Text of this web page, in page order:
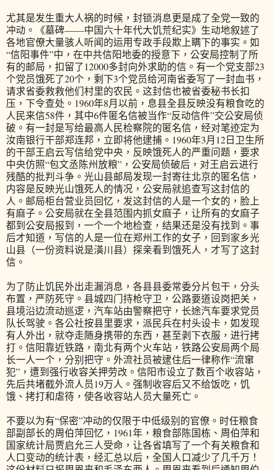
尤其是发生重大人祸的时候，封锁消息更是成了全党一致的
冲动。《墓碑——中国六十年代大饥荒纪实》生动地叙述了
各地官僚大量骇人听闻的运用专政手段欺上瞒下的事实。如
“信阳事件”中，在中共信阳地委的授意下，公安局控制了所
有的邮局，扣留了12000多封向外求助的信。有一个党支部23
个党员饿死了20个，剩下3个党员给河南省委写了一封血书，
请求省委救救他们村里的农民。这封信也被省委秘书长扣
压，下令查处。1960年8月以前，息县全县反映没有粮食吃的
人民来信58件，其中6件匿名信被当作“反动信件”交公安局侦
破。有一封是写给最高人民检察院的匿名信，经对笔迹定为
汝南银行干部郑连邦，立即将他逮捕。1960年3月12日卫生所
的干部王启云写信给党中央，反映饿死人的严重问题，要求
中央仿照“包文丞陈州放粮”，公安局侦破后，对王启云进行
残酷的批判斗争。光山县邮局发现一封寄往北京的匿名信，
内容是反映光山饿死人的情况，公安局就追查写这封信的
人。邮局柜台营业员回忆，发这封信的人是一个女的，脸上
有麻子。公安局就在全县范围内抓女麻子，让所有的女麻子
都到公安局报到，一个一个地检查，结果还是没有找到。事
后才知道，写信的人是一位在郑州工作的女子，回到家乡光
山县（一份资料说是潢川县）探亲看到饿死人，才写了这封
信。
为了防止饥民外出走漏消息，各县县委常委分片包干，分头
布置，严防死守。县城四门持枪守卫，公路要道设岗把关，
县境沿边流动巡逻，汽车站由警察把守，长途汽车要求党员
队长驾驶。各公社按县里要求，派民兵在村头设卡，如发现
有人外出，就夺走随身携带的东西，甚至剥下衣服，进行拷
打。信阳靠近铁路，南北有两个火车站，铁路公安局两个局
长一人一个，分别把守。外流社员被逮住后一律称作“流窜
犯”，遭到强行收容关押劳改。信阳市设立了数百个收容站，
先后共堵截外流人员19万人。强制收容后又不给饭吃，饥
饿、拷打和虐待，使各收容站人员大量死亡。
不要以为有“保密”冲动的仅限于中低级别的官僚。时任粮食
部副部长的周伯萍回忆，1961年，粮食部陈国栋、周伯萍和
国家统计局贾启允三人受命，让各省填写了一个有关粮食和
人口变动的统计表，经汇总以后，全国人口减少了几千万！